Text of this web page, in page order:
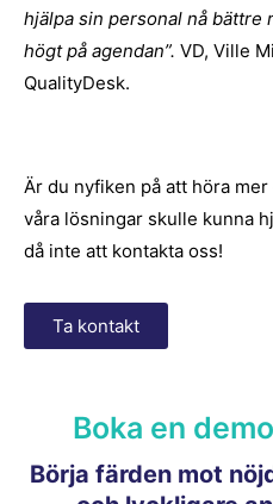
hjälpa sin personal nå bättre
högt på agendan”. VD, Ville
QualityDesk.
Är du nyfiken på att höra
våra lösningar skulle kunna
då inte att kontakta oss!
Ta kontakt
Boka en
Börja färden mot